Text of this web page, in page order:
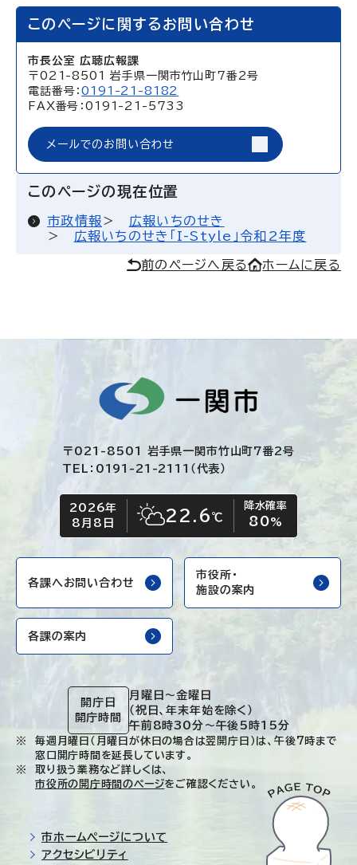
このページに関するお問い合わせ
市長公室 広聴広報課
〒021-8501 岩手県一関市竹山町7番2号
電話番号：0191-21-8182
FAX番号：0191-21-5733
メールでのお問い合わせ
このページの現在位置
市政情報
広報いちのせき
広報いちのせき「I-Style」令和2年度
前のページへ戻る ホームに戻る
〒021-8501 岩手県一関市竹山町7番2号
TEL：0191-21-2111（代表）
今日の日付
2026年
8月8日
今日の天気
晴れ時々くもり
22.6℃
降水確率
80%
各課へお問い合わせ
市役所・
施設の案内
各課の案内
開庁日
開庁時間
月曜日～金曜日
（祝日、年末年始を除く）
午前8時30分～午後5時15分
毎週月曜日（月曜日が休日の場合は翌開庁日）は、午後7時まで
窓口開庁時間を延長しています。
取り扱う業務など詳しくは、
市役所の開庁時間のページをご確認ください。
市ホームページについて
アクセシビリティ